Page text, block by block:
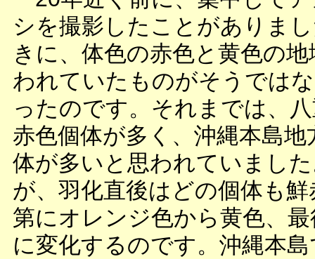
シを撮影したことがありま
きに、体色の赤色と黄色の
われていたものがそうでは
ったのです。それまでは、
赤色個体が多く、沖縄本島地
体が多いと思われていまし
が、羽化直後はどの個体も
第にオレンジ色から黄色、
に変化するのです。沖縄本